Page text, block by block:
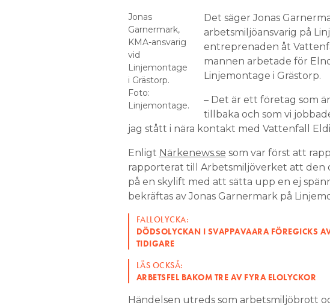
Jonas
Garnermark,
KMA-ansvarig
vid
Linjemontage
i Grästorp.
Foto:
Linjemontage.
Det säger Jonas
arbetsmiljöansvarig på
entreprenaden åt
mannen arbetade för
Linjemontage i Grästorp.
– Det är ett företag som
tillbaka och som vi
jag stått i nära kontakt med Vattenfall
Enligt Närkenews.se som var först att
rapporterat till Arbetsmiljöverket att den
på en skylift med att sätta upp en ej
bekräftas av Jonas Garnermark på
FALLOLYCKA:
DÖDSOLYCKAN I SVAPPAVAARA FÖREGICKS
TIDIGARE
LÄS OCKSÅ:
ARBETSFEL BAKOM TRE AV FYRA ELOLYCKOR
Händelsen utreds som arbetsmiljöbrott